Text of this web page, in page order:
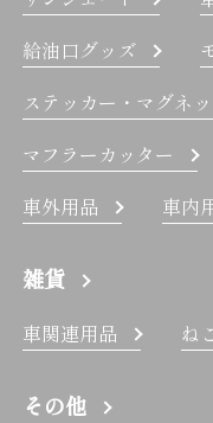
給油口グッズ
ステッカー・マグネッ
マフラーカッター
車外用品
車内
雑貨
車関連用品 ね
その他